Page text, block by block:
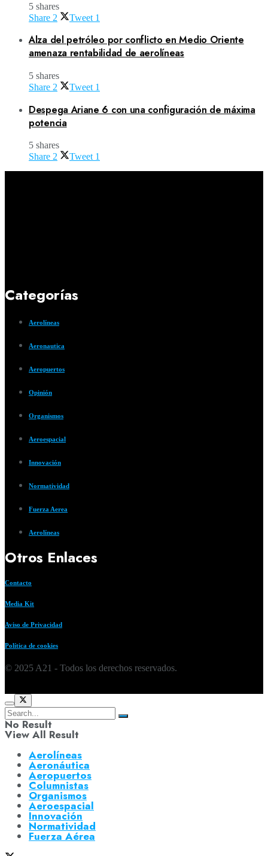
5 shares
Share 2 Tweet 1
Alza del petróleo por conflicto en Medio Oriente
amenaza rentabilidad de aerolíneas
5 shares
Share 2 Tweet 1
Despega Ariane 6 con una configuración de máxima
potencia
5 shares
Share 2 Tweet 1
Categorías
Aerolíneas
Aeronautica
Aeropuertos
Opinión
Organismos
Aeroespacial
Innovación
Normatividad
Fuerza Aerea
Aerolíneas
Otros Enlaces
Contacto
Media Kit
Aviso de Privacidad
Política de cookies
© 2025 A21 - Todos los derechos reservados.
No Result
View All Result
Aerolíneas
Aeronáutica
Aeropuertos
Columnistas
Organismos
Aeroespacial
Innovación
Normatividad
Fuerza Aérea